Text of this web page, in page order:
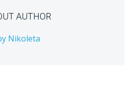
AUTHOR
Nikoleta